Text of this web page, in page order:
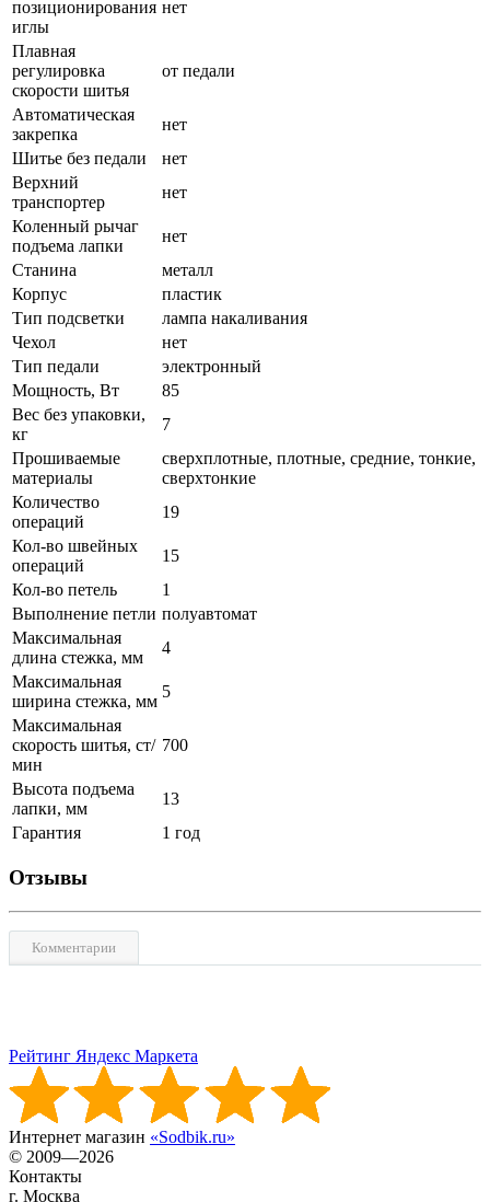
позиционирования
иглы
нет
Плавная
регулировка
скорости шитья
от педали
Автоматическая
закрепка
нет
Шитье без педали
нет
Верхний
транспортер
нет
Коленный рычаг
подъема лапки
нет
Станина
металл
Корпус
пластик
Тип подсветки
лампа накаливания
Чехол
нет
Тип педали
электронный
Мощность, Вт
85
Вес без упаковки,
кг
7
Прошиваемые
материалы
сверхплотные, плотные, средние, тонкие,
сверхтонкие
Количество
операций
19
Кол-во швейных
операций
15
Кол-во петель
1
Выполнение петли полуавтомат
Максимальная
длина стежка, мм
4
Максимальная
ширина стежка, мм
5
Максимальная
скорость шитья, ст/
мин
700
Высота подъема
лапки, мм
13
Гарантия
1 год
Отзывы
Комментарии
Рейтинг Яндекс Маркета
Интернет магазин «Sodbik.ru»
© 2009—2026
Контакты
г. Москва